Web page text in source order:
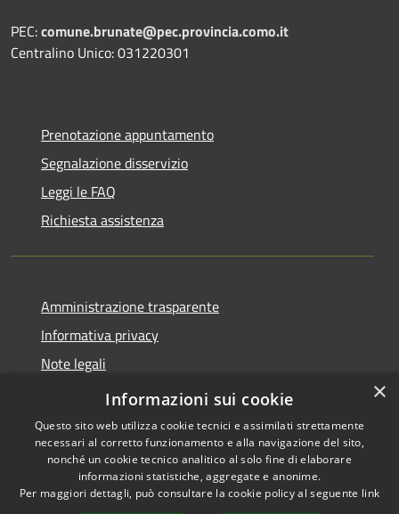
PEC:comune.brunate@pec.provincia.como.it
Centralino Unico: 031220301
Prenotazione appuntamento
Segnalazione disservizio
Leggi le FAQ
Richiesta assistenza
Amministrazione trasparente
Informativa privacy
Note legali
Dichiarazione di accessibilità
Accessibilità
Copyright © 2026 • Comune di
Brunate • Powered by
×
Informazioni sui cookie
Questo sito web utilizza cookie tecnici e assimilati strettamente
necessari al corretto funzionamento e alla navigazione del sito,
nonché un cookie tecnico analitico al solo fine di elaborare
informazioni statistiche, aggregate e anonime.
Per maggiori dettagli, può consultare la cookie policy al seguente link